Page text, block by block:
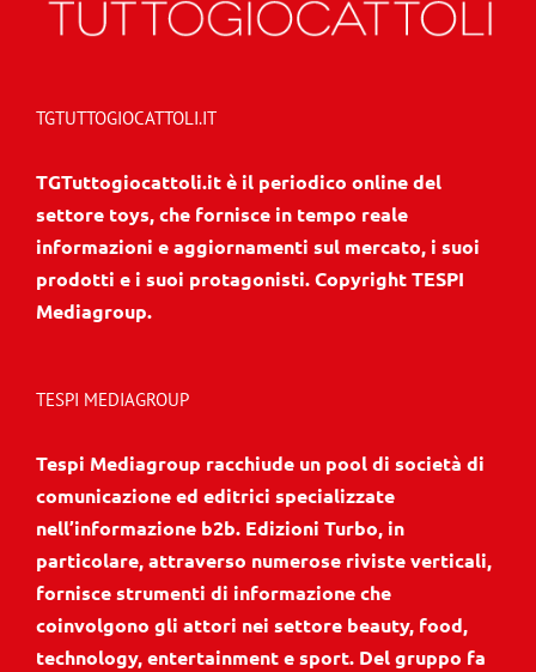
TGTUTTOGIOCATTOLI.IT
TGTuttogiocattoli.it è il periodico online del
settore toys, che fornisce in tempo reale
informazioni e aggiornamenti sul mercato, i suoi
prodotti e i suoi protagonisti. Copyright TESPI
Mediagroup.
TESPI MEDIAGROUP
Tespi Mediagroup racchiude un pool di società di
comunicazione ed editrici specializzate
nell’informazione b2b. Edizioni Turbo, in
particolare, attraverso numerose riviste verticali,
fornisce strumenti di informazione che
coinvolgono gli attori nei settore beauty, food,
technology, entertainment e sport. Del gruppo fa